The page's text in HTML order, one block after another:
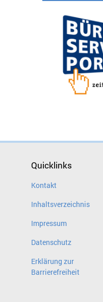
Quicklinks
Kontakt
Inhaltsverzeichnis
Impressum
Datenschutz
Erklärung zur
Barrierefreiheit